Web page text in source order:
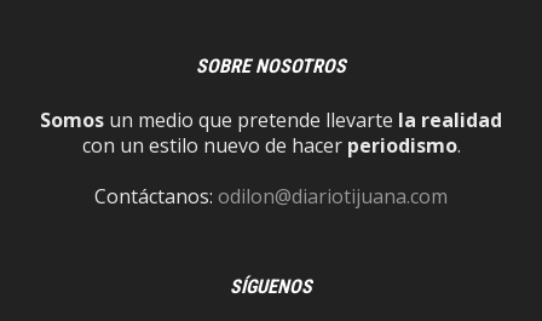
SOBRE NOSOTROS
Somos un medio que pretende llevarte la realidad
con un estilo nuevo de hacer periodismo.
Contáctanos: odilon@diariotijuana.com
SÍGUENOS